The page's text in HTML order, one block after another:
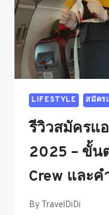
LIFESTYLE สมัคร
รีวิวสมัครแ
2025 – ขั้น
Crew และ
By TravelDiDi